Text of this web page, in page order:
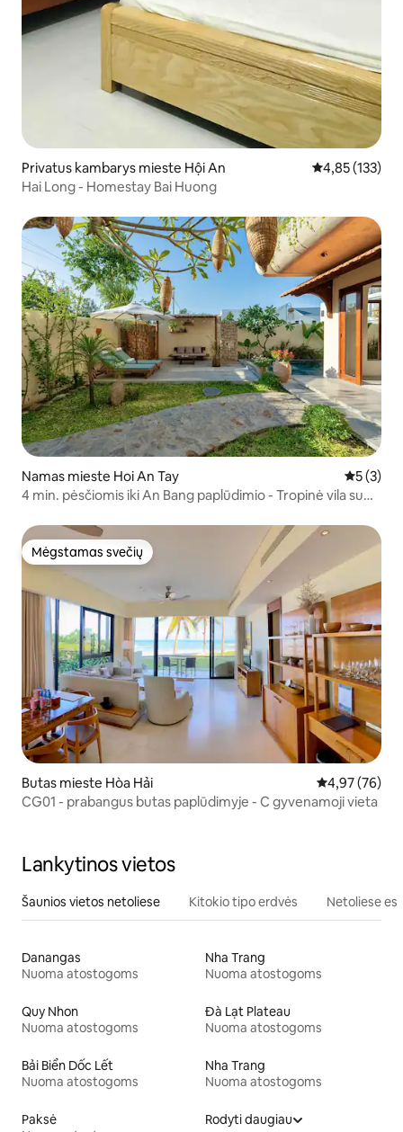
Privatus kambarys mieste Hội An Vidutinis
4,85 (133)
Hai Long - Homestay Bai Huong
Namas mieste Hoi An Tay Vidutinis
5 (3)
4 min. pėsčiomis iki An Bang paplūdimio - Tropinė vila su
Mėgstamas svečių
Mėgstamas svečių
Butas mieste Hòa Hải Vidutinis
4,97 (76)
CG01 - prabangus butas paplūdimyje - C gyvenamoji vieta
Lankytinos vietos
Šaunios vietos netoliese Kitokio tipo erdvės Netoliese
Danangas
Nuoma atostogoms
Nha Trang
Nuoma atostogoms
Quy Nhon
Nuoma atostogoms
Đà Lạt Plateau
Nuoma atostogoms
Bải Biển Dốc Lết
Nuoma atostogoms
Nha Trang
Nuoma atostogoms
Paksė
Rodyti daugiau